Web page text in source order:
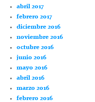
abril 2017
febrero 2017
diciembre 2016
noviembre 2016
octubre 2016
junio 2016
mayo 2016
abril 2016
marzo 2016
febrero 2016